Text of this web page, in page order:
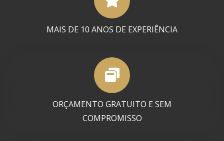
MAIS DE 10 ANOS DE EXPERIÊNCIA
ORÇAMENTO GRATUITO E SEM
COMPROMISSO